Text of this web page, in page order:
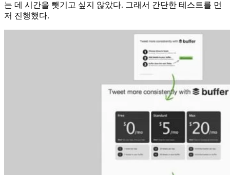
는 데 시간을 뺏기고 싶지 않았다. 그래서 간단한 테스트를 먼
저 진행했다.